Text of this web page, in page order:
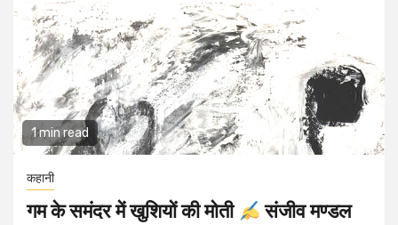
1 min read
कहानी
गम के समंदर में खुशियों की मोती संजीव मण्डल